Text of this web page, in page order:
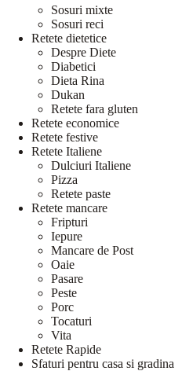
Sosuri mixte
Sosuri reci
Retete dietetice
Despre Diete
Diabetici
Dieta Rina
Dukan
Retete fara gluten
Retete economice
Retete festive
Retete Italiene
Dulciuri Italiene
Pizza
Retete paste
Retete mancare
Fripturi
Iepure
Mancare de Post
Oaie
Pasare
Peste
Porc
Tocaturi
Vita
Retete Rapide
Sfaturi pentru casa si gradina